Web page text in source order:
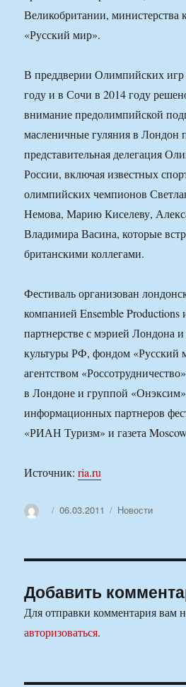
Великобритании,
«Русский мир».
В преддверии Олимпийских
году и в Сочи в 2014 году
внимание предолимпийской
масленичные гуляния в Лондон
представительная делегация
России, включая известных
олимпийских чемпионов
Немова, Марию Киселеву,
Владимира Васина, которые
британскими коллегами.
Фестиваль организован
компанией Ensemble Productions
партнерстве с мэрией Лондона
культуры РФ, фондом «Русский
агентством
в Лондоне и группой
информационных партнеров
«РИАН Туризм» и газета
Источник:ria.ru
АвторОпубликовано
06.03.2011 Рубрики
Новости
Добавить
Для отправки комментария вам
авторизоваться.